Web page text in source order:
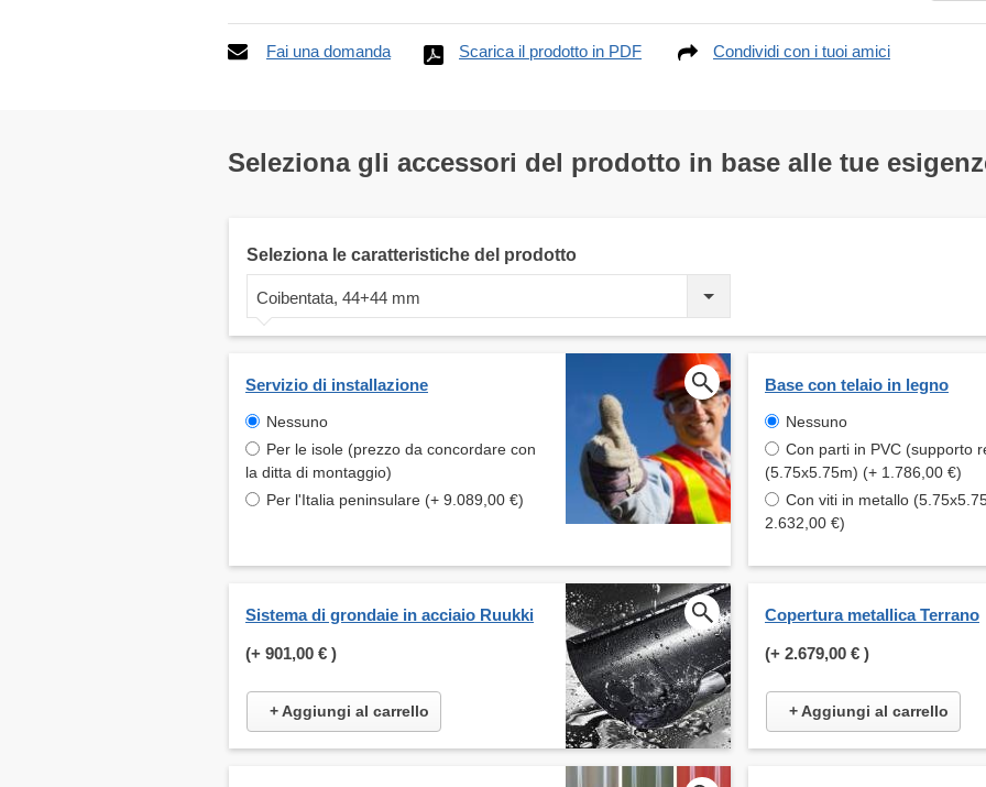
Fai una domanda Scarica il prodotto in PDF Condividi con i tuoi amici
Seleziona gli accessori del prodotto in base alle tue
Seleziona le caratteristiche del prodotto
Coibentata, 44+44 mm
Servizio di installazione
Nessuno
Per le isole (prezzo da concordare con
la ditta di montaggio)
Per l'Italia peninsulare (+ 9.089,00 €)
Base con telaio in legno
Nessuno
Con parti in PVC (supporto
(5.75x5.75m) (+ 1.786,00 €)
Con viti in metallo
2.632,00 €)
Sistema di grondaie in acciaio Ruukki
(+ 901,00 € )
+ Aggiungi al carrello
Copertura metallica Terrano
(+ 2.679,00 € )
+ Aggiungi al carrello